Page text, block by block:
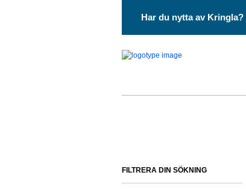
Har du nytta av Kringla?
FILTRERA DIN SÖKNING